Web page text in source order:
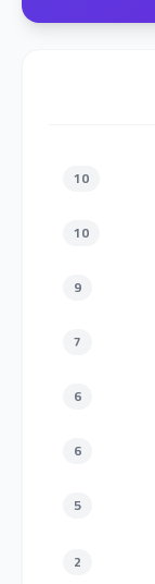
10
10
9
7
6
6
5
2